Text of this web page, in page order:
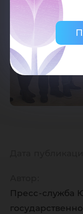
Пресс-служба